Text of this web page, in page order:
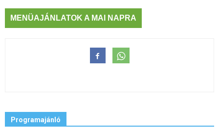
MENÜAJÁNLATOK A MAI NAPRA
Programajánló